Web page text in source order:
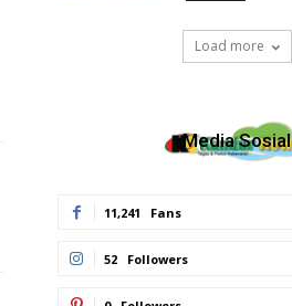
Load more
Media Sosial
11,241 Fans
52 Followers